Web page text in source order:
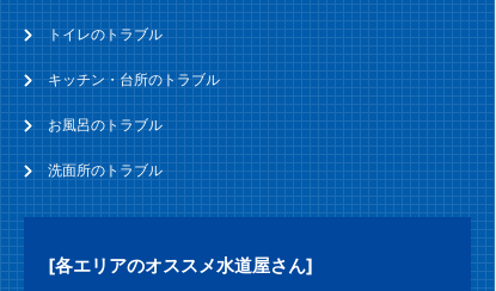
トイレのトラブル
キッチン・台所のトラブル
お風呂のトラブル
洗面所のトラブル
[各エリアのオススメ水道屋さん]